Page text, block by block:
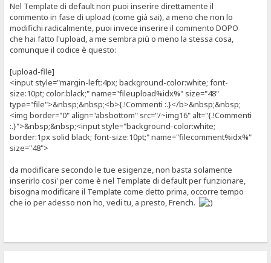
Nel Template di default non puoi inserire direttamente il
commento in fase di upload (come già sai), a meno che non lo
modifichi radicalmente, puoi invece inserire il commento DOPO
che hai fatto l'upload, a me sembra più o meno la stessa cosa,
comunque il codice è questo:
[upload-file]
<input style="margin-left:4px; background-color:white; font-
size:10pt; color:black;" name="fileupload%idx%" size="48"
type="file">&nbsp;&nbsp;<b>{.!Commenti :.}</b>&nbsp;&nbsp;
<img border="0" align="absbottom" src="/~img16" alt="{.!Commenti
:.}">&nbsp;&nbsp;<input style="background-color:white;
border:1px solid black; font-size:10pt;" name="filecomment%idx%"
size="48">
da modificare secondo le tue esigenze, non basta solamente
inserirlo cosi' per come è nel Template di default per funzionare,
bisogna modificare il Template come detto prima, occorre tempo
che io per adesso non ho, vedi tu, a presto, French.